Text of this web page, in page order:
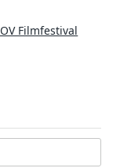
Filmfestival